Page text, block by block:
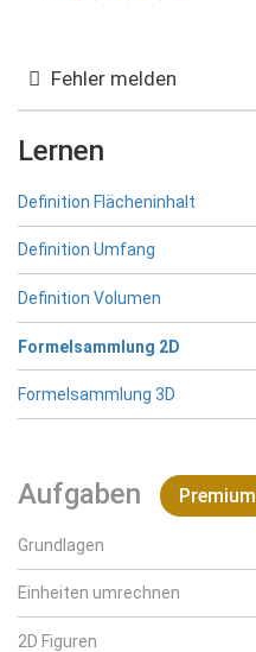
{d}Fehler melden
Lernen
Definition Flächeninhalt
Definition Umfang
Definition Volumen
Formelsammlung 2D
Formelsammlung 3D
Aufgaben Premium
Grundlagen
Einheiten umrechnen
2D Figuren